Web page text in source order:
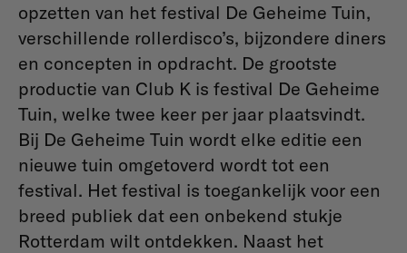
opzetten van het festival De Geheime Tuin,
verschillende rollerdisco’s, bijzondere diners
en concepten in opdracht. De grootste
productie van Club K is festival De Geheime
Tuin, welke twee keer per jaar plaatsvindt.
Bij De Geheime Tuin wordt elke editie een
nieuwe tuin omgetoverd wordt tot een
festival. Het festival is toegankelijk voor een
breed publiek dat een onbekend stukje
Rotterdam wilt ontdekken. Naast het